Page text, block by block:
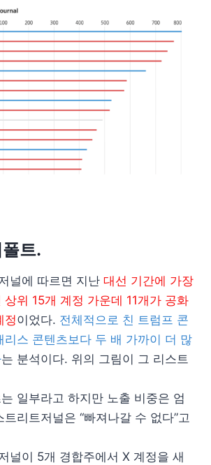
트.
널에 따르면 지난 대선 기간에 가장
상위 15개 계정 가운데 11개가 공화
정이었다. 전체적으로 친 트럼프 콘
리스 콘텐츠보다 두 배 가까이 더 많
는 분석이다. 위의 그림이 그 리스트
일부라고 하지만 노출 비중은 엄
트리트저널은 “빠져나갈 수 없다”고
널이 5개 경합주에서 X 계정을 새